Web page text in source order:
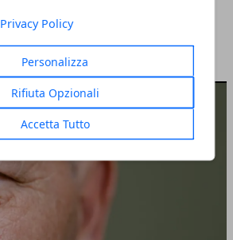
Privacy Policy
Personalizza
Rifiuta Opzionali
Accetta Tutto